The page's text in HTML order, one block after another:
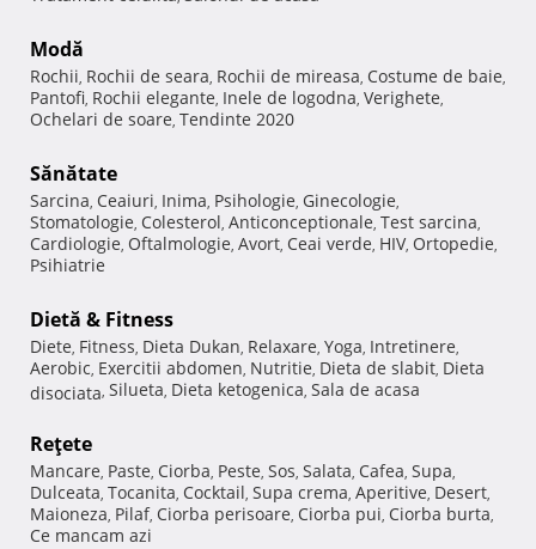
Modă
Rochii, Rochii de seara, Rochii de mireasa, Costume de baie,
Pantofi, Rochii elegante, Inele de logodna, Verighete,
Ochelari de soare, Tendinte 2020
Sănătate
Sarcina, Ceaiuri, Inima, Psihologie, Ginecologie,
Stomatologie, Colesterol, Anticonceptionale, Test sarcina,
Cardiologie, Oftalmologie, Avort, Ceai verde, HIV, Ortopedie,
Psihiatrie
Dietă & Fitness
Diete, Fitness, Dieta Dukan, Relaxare, Yoga, Intretinere,
Aerobic, Exercitii abdomen, Nutritie, Dieta de slabit, Dieta
disociata, Silueta, Dieta ketogenica, Sala de acasa
Reţete
Mancare, Paste, Ciorba, Peste, Sos, Salata, Cafea, Supa,
Dulceata, Tocanita, Cocktail, Supa crema, Aperitive, Desert,
Maioneza, Pilaf, Ciorba perisoare, Ciorba pui, Ciorba burta,
Ce mancam azi